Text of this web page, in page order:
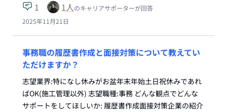
1 1人のキャリアサポーターが回答
2025年11月21日
事務職の履歴書作成と面接対策について教えてい
ただけますか？
志望業界:特になし休みがお盆年末年始土日祝休みであれ
ばOK(施工管理以外) 志望職種:事務 どんな観点でどんな
サポートをしてほしいか: 履歴書作成面接対策企業の紹介